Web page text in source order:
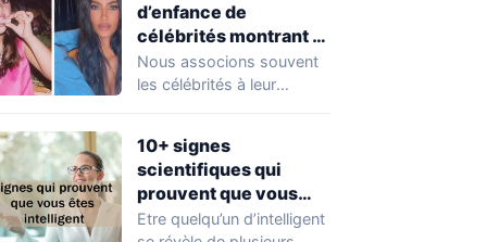
d’enfance de
célébrités montrant à
quel point elles ont
changé au fil du temps
Nous associons souvent
les célébrités à leur
10+ signes
scientifiques qui
prouvent que vous
êtes plus intelligent
Etre quelqu’un d’intelligent